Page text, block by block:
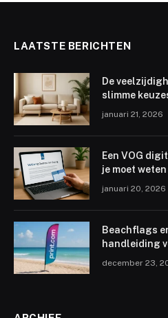
LAATSTE BERICHTEN
De
slimme
januari 21, 2026
Een VOG
je moet weten
januari 20, 2026
Beachflags
handleiding
december 23,